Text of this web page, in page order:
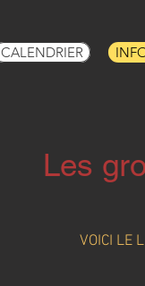
CALENDRIER
Les
VOICI LE